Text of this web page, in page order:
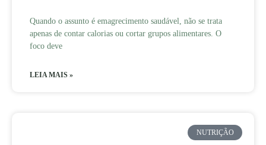
Quando o assunto é emagrecimento saudável, não se trata
apenas de contar calorias ou cortar grupos alimentares. O
foco deve
LEIA MAIS »
NUTRIÇÃO